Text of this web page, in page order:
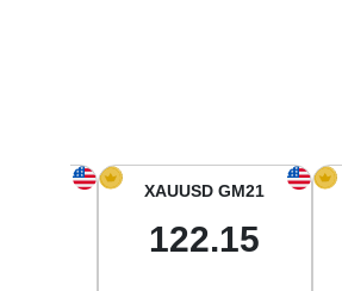
XAUUSD GM21
122.15